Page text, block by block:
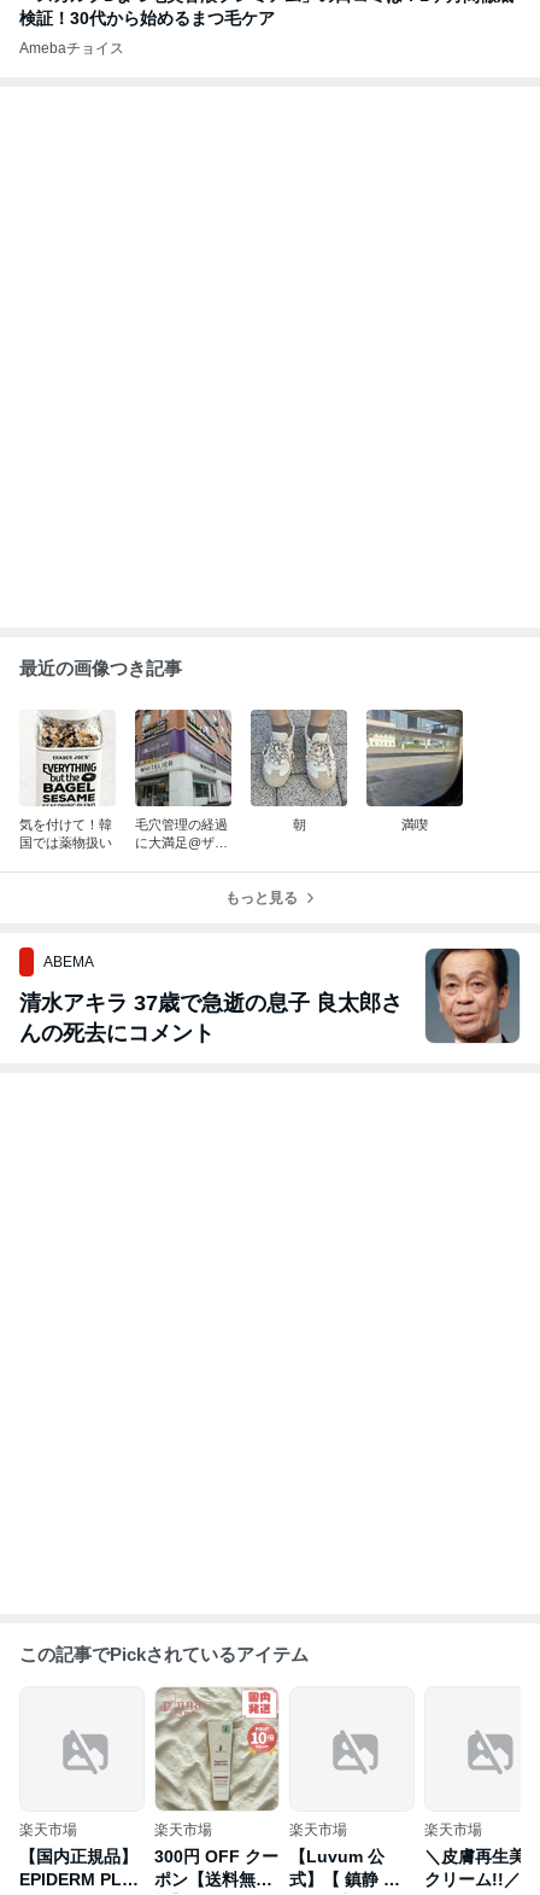
検証！30代から始めるまつ毛ケア
Amebaチョイス
最近の画像つき記事
気を付けて！韓
国では薬物扱い
毛穴管理の経過
に大満足@ザ
朝 満喫
もっと見る
ABEMA
清水アキラ 37歳で急逝の息子 良太郎さ
んの死去にコメント
この記事でPickされているアイテム
楽天市場
【国内正規品】
EPIDERM PLUS
楽天市場
300円 OFF クー
ポン【送料無
楽天市場
【Luvum 公
式】【 鎮静 ラ
楽天市場
＼皮膚再生美
クリーム!!／韓